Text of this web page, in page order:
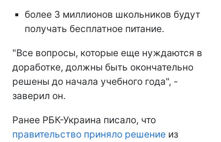
более 3 миллионов школьников будут
получать бесплатное питание.
"Все вопросы, которые еще нуждаются в
доработке, должны быть окончательно
решены до начала учебного года", -
заверил он.
Ранее РБК-Украина писало, что
правительство приняло решение из